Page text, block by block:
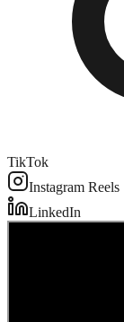
TikTok
Instagram Reels
LinkedIn